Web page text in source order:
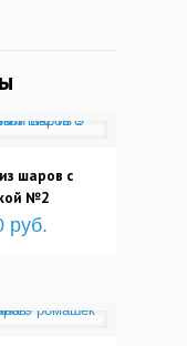
шаров с
№2
руб.